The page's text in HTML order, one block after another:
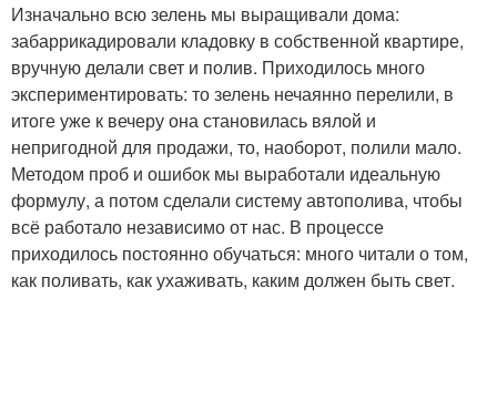
Изначально всю зелень мы выращивали дома:
забаррикадировали кладовку в собственной квартире,
вручную делали свет и полив. Приходилось много
экспериментировать: то зелень нечаянно перелили, в
итоге уже к вечеру она становилась вялой и
непригодной для продажи, то, наоборот, полили мало.
Методом проб и ошибок мы выработали идеальную
формулу, а потом сделали систему автополива, чтобы
всё работало независимо от нас. В процессе
приходилось постоянно обучаться: много читали о том,
как поливать, как ухаживать, каким должен быть свет.